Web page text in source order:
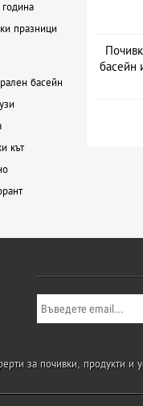
празници
басейн
кът
басейн
за почивки, продукти и